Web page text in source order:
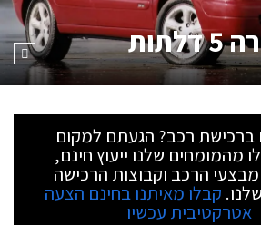
ברכישת רכב? הגעתם למקום
מהמומחים שלנו ייעוץ חינם,
הרכב וקבוצות הרכישה
קבלו מאיתנו בחינם הצעה
אטרקטיבית עכשיו